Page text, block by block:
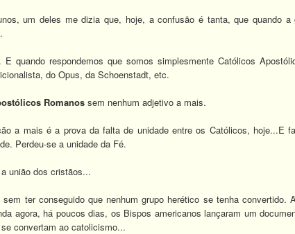
um deles me dizia que, hoje, a confusão é tanta, que quando
quando respondemos que somos simplesmente Católicos
do Opus, da Schoenstadt, etc.
Romanos sem nenhum adjetivo a mais.
a mais é a prova da falta de unidade entre os Católicos, hoje...E
Perdeu-se a unidade da Fé.
união dos cristãos...
ter conseguido que nenhum grupo herético se tenha convertido.
agora, há poucos dias, os Bispos americanos lançaram um
convertam ao catolicismo...